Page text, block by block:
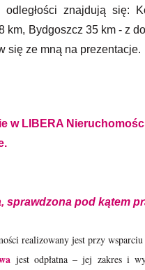
znajdują się:
km, Bydgoszcz 35 km - z
się ze mną na
w LIBERA
sprawdzona pod kątem
realizowany jest przy
jest odpłatna – jej zakres i